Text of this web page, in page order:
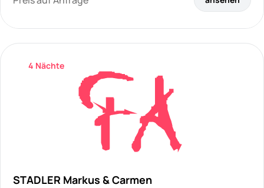
4 Nächte
STADLER Markus & Carmen